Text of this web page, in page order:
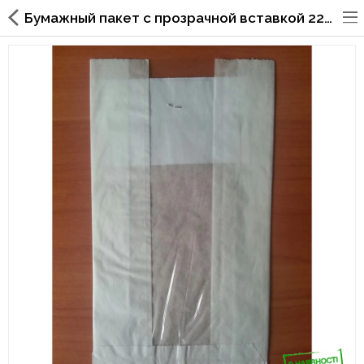
Бумажный пакет с прозрачной вставкой 220х120х50/40 мм 56
Стаканы, крышки, держатели,
Упаковка для суши
Бумажные пакеты и уголки
Коробки для кондитерских